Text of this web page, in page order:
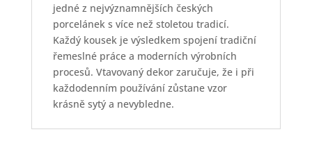
jedné z nejvýznamnějších českých
porcelánek s více než stoletou tradicí.
Každý kousek je výsledkem spojení tradiční
řemeslné práce a moderních výrobních
procesů. Vtavovaný dekor zaručuje, že i při
každodenním používání zůstane vzor
krásně sytý a nevybledne.